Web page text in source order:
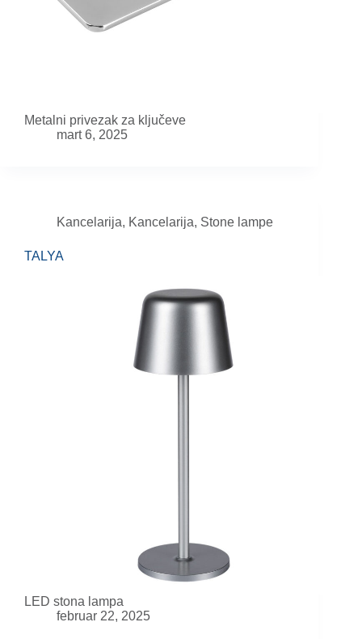
Metalni privezak za ključeve
mart 6, 2025
Kancelarija, Kancelarija, Stone lampe
TALYA
LED stona lampa
februar 22, 2025